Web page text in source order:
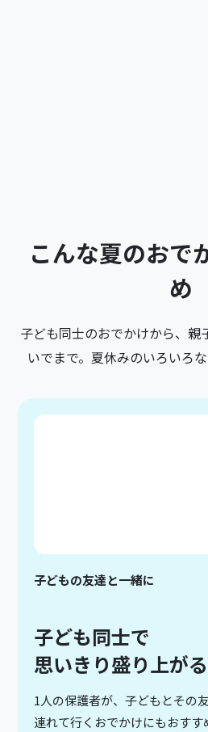
こんな夏のおで
め
子ども同士のおでかけから、親
いでまで。夏休みのいろいろ
子どもの友達と一緒に
子ども同士で
思いきり盛り上がる
1人の保護者が、子どもとその
連れて行くおでかけにもおすす